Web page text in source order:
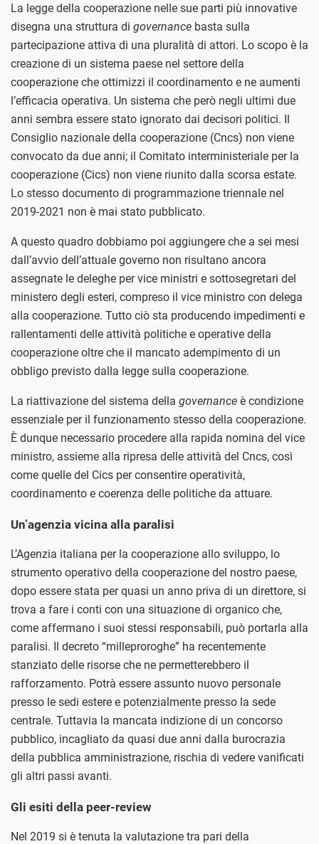
La legge della cooperazione nelle sue parti più innovative
disegna una struttura di governance basta sulla
partecipazione attiva di una pluralità di attori. Lo scopo è la
creazione di un sistema paese nel settore della
cooperazione che ottimizzi il coordinamento e ne aumenti
l’efficacia operativa. Un sistema che però negli ultimi due
anni sembra essere stato ignorato dai decisori politici. Il
Consiglio nazionale della cooperazione (Cncs) non viene
convocato da due anni; il Comitato interministeriale per la
cooperazione (Cics) non viene riunito dalla scorsa estate.
Lo stesso documento di programmazione triennale nel
2019-2021 non è mai stato pubblicato.
A questo quadro dobbiamo poi aggiungere che a sei mesi
dall’avvio dell’attuale governo non risultano ancora
assegnate le deleghe per vice ministri e sottosegretari del
ministero degli esteri, compreso il vice ministro con delega
alla cooperazione. Tutto ciò sta producendo impedimenti e
rallentamenti delle attività politiche e operative della
cooperazione oltre che il mancato adempimento di un
obbligo previsto dalla legge sulla cooperazione.
La riattivazione del sistema della governance è condizione
essenziale per il funzionamento stesso della cooperazione.
È dunque necessario procedere alla rapida nomina del vice
ministro, assieme alla ripresa delle attività del Cncs, così
come quelle del Cics per consentire operatività,
coordinamento e coerenza delle politiche da attuare.
Un’agenzia vicina alla paralisi
L’Agenzia italiana per la cooperazione allo sviluppo, lo
strumento operativo della cooperazione del nostro paese,
dopo essere stata per quasi un anno priva di un direttore, si
trova a fare i conti con una situazione di organico che,
come affermano i suoi stessi responsabili, può portarla alla
paralisi. Il decreto “milleproroghe” ha recentemente
stanziato delle risorse che ne permetterebbero il
rafforzamento. Potrà essere assunto nuovo personale
presso le sedi estere e potenzialmente presso la sede
centrale. Tuttavia la mancata indizione di un concorso
pubblico, incagliato da quasi due anni dalla burocrazia
della pubblica amministrazione, rischia di vedere vanificati
gli altri passi avanti.
Gli esiti della peer-review
Nel 2019 si è tenuta la valutazione tra pari della